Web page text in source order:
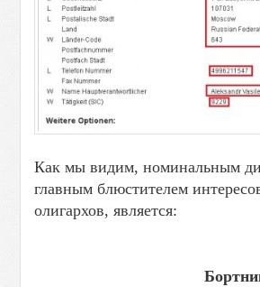
Как мы видим, номинальным
главным блюстителем
олигархов, является: